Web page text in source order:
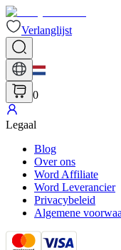
Verlanglijst
0
Legaal
Blog
Over ons
Word Affiliate
Word Leverancier
Privacybeleid
Algemene